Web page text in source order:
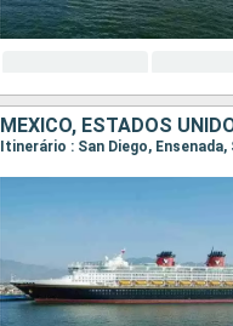
MÉXICO, ESTADOS
Itinerário : San Diego, Ensenada,